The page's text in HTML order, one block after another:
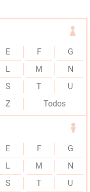
E F
G
L M
N
S T
U
Z Todos
E F
G
L M
N
S T
U